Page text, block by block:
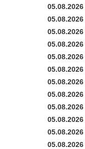
05.08.2026
05.08.2026
05.08.2026
05.08.2026
05.08.2026
05.08.2026
05.08.2026
05.08.2026
05.08.2026
05.08.2026
05.08.2026
05.08.2026